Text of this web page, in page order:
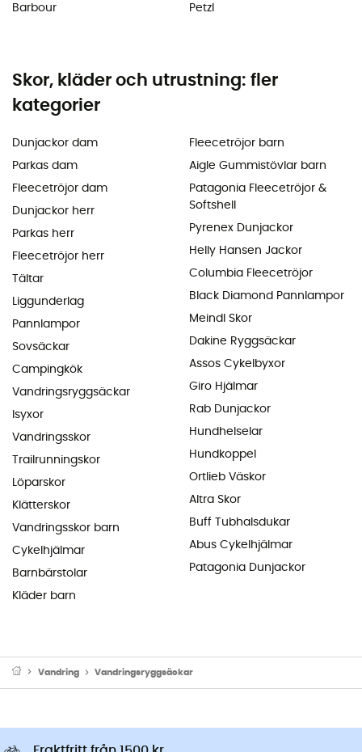
Barbour
Petzl
Skor, kläder och utrustning: fler
kategorier
Dunjackor dam
Parkas dam
Fleecetröjor dam
Dunjackor herr
Parkas herr
Fleecetröjor herr
Tältar
Liggunderlag
Pannlampor
Sovsäckar
Campingkök
Vandringsryggsäckar
Isyxor
Vandringsskor
Trailrunningskor
Löparskor
Klätterskor
Vandringsskor barn
Cykelhjälmar
Barnbärstolar
Kläder barn
Fleecetröjor barn
Aigle Gummistövlar barn
Patagonia Fleecetröjor &
Softshell
Pyrenex Dunjackor
Helly Hansen Jackor
Columbia Fleecetröjor
Black Diamond Pannlampor
Meindl Skor
Dakine Ryggsäckar
Assos Cykelbyxor
Giro Hjälmar
Rab Dunjackor
Hundhelselar
Hundkoppel
Ortlieb Väskor
Altra Skor
Buff Tubhalsdukar
Abus Cykelhjälmar
Patagonia Dunjackor
Vandring Vandringsryggsäckar